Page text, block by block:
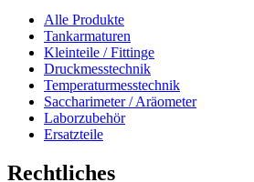
Alle Produkte
Tankarmaturen
Kleinteile / Fittinge
Druckmesstechnik
Temperaturmesstechnik
Saccharimeter / Aräometer
Laborzubehör
Ersatzteile
Rechtliches